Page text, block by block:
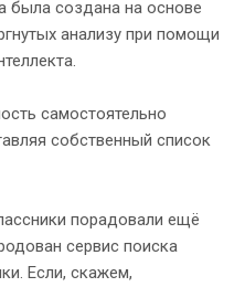
была создана на основе
анализу при помощи
самостоятельно
собственный список
порадовали ещё
сервис поиска
Если, скажем,